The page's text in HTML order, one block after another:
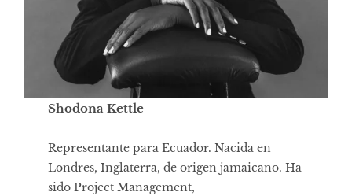
Shodona Kettle
Representante para Ecuador. Nacida en
Londres, Inglaterra, de origen jamaicano. Ha
sido Project Management,